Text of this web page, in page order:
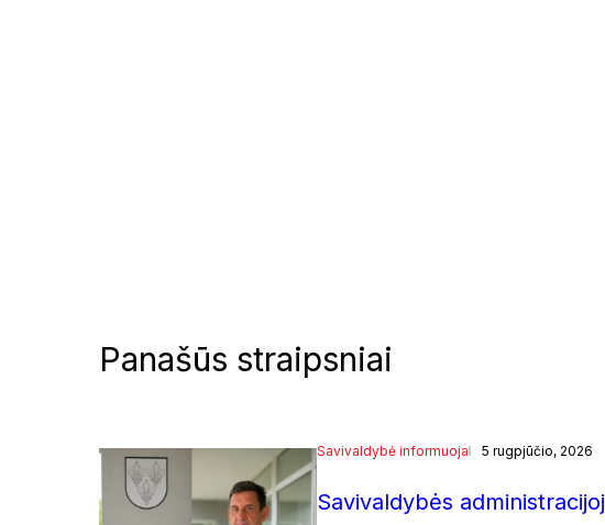
Panašūs straipsniai
Savivaldybė informuoja 5 rugpjūčio, 2026
Savivaldybės